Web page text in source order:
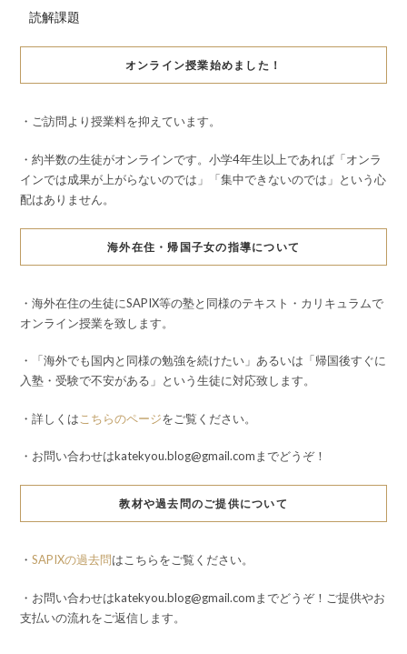
読解課題
オンライン授業始めました！
・ご訪問より授業料を抑えています。
・約半数の生徒がオンラインです。小学4年生以上であれば「オンラ
インでは成果が上がらないのでは」「集中できないのでは」という心
配はありません。
海外在住・帰国子女の指導について
・海外在住の生徒にSAPIX等の塾と同様のテキスト・カリキュラムで
オンライン授業を致します。
・「海外でも国内と同様の勉強を続けたい」あるいは「帰国後すぐに
入塾・受験で不安がある」という生徒に対応致します。
・詳しくは こちらのページをご覧ください。
・お問い合わせはkatekyou.blog@gmail.comまでどうぞ！
教材や過去問のご提供について
・ SAPIXの過去問はこちらをご覧ください。
・お問い合わせはkatekyou.blog@gmail.comまでどうぞ！ご提供やお
支払いの流れをご返信します。